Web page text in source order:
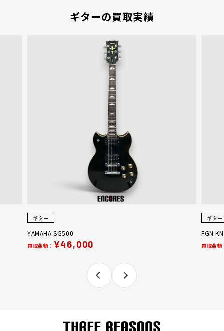
ギターの買取実績
ギター
YAMAHA SG500
買取金額： ¥46,000
ギター
FGN
買取金額